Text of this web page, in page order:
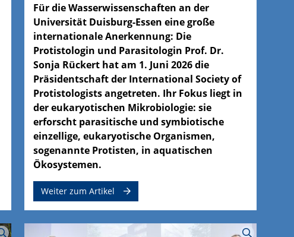
Für die Wasserwissenschaften an der
Universität Duisburg-Essen eine große
internationale Anerkennung: Die
Protistologin und Parasitologin Prof. Dr.
Sonja Rückert hat am 1. Juni 2026 die
Präsidentschaft der International Society of
Protistologists angetreten. Ihr Fokus liegt in
der eukaryotischen Mikrobiologie: sie
erforscht parasitische und symbiotische
einzellige, eukaryotische Organismen,
sogenannte Protisten, in aquatischen
Ökosystemen.
Weiter zum Artikel